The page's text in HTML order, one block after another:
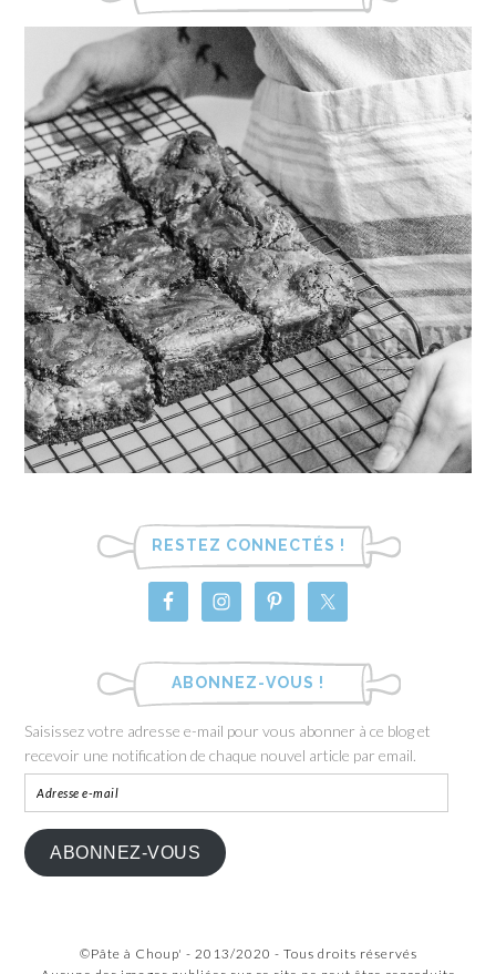
RESTEZ CONNECTÉS !
ABONNEZ-VOUS !
Saisissez votre adresse e-mail pour vous abonner à ce blog et
recevoir une notification de chaque nouvel article par email.
ABONNEZ-VOUS
©Pâte à Choup' - 2013/2020 - Tous droits réservés